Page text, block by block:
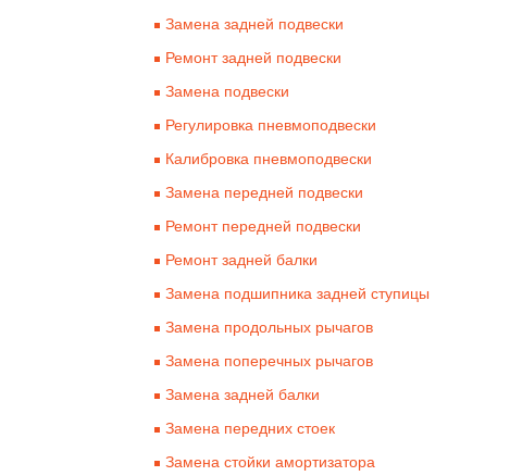
Замена задней подвески
Ремонт задней подвески
Замена подвески
Регулировка пневмоподвески
Калибровка пневмоподвески
Замена передней подвески
Ремонт передней подвески
Ремонт задней балки
Замена подшипника задней ступицы
Замена продольных рычагов
Замена поперечных рычагов
Замена задней балки
Замена передних стоек
Замена стойки амортизатора